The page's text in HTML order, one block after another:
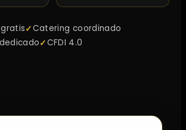
Catering coordinado
CFDI 4.0